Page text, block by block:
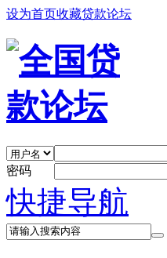
设为首页收藏贷款论坛
密码
快捷导航